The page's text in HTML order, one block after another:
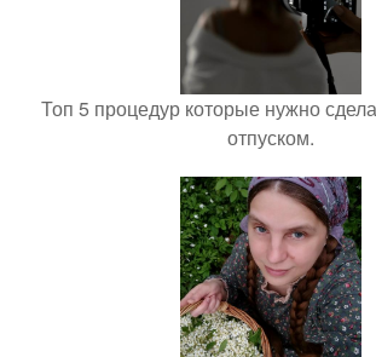
Топ 5 процедур которые нужно
отпуском.